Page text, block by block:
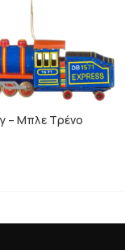
– Μπλε Τρένο